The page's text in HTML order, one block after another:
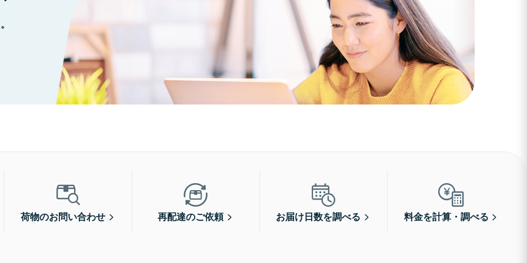
荷物のお問い合わせ 再配達のご依頼 お届け日数を調べる 料金を計算・調べる